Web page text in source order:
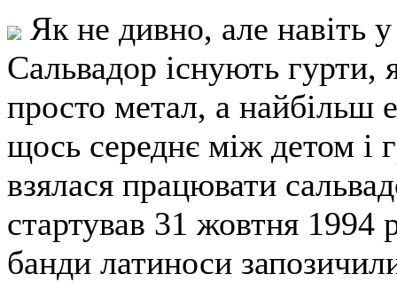
Як не дивно, але навіть
Сальвадор існують гурти,
просто метал, а найбільш
щось середнє між детом і
взялася працювати
стартував 31 жовтня 1994
банди латиноси